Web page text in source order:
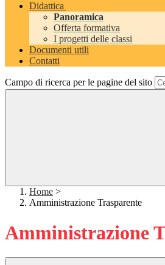
Didattica
Panoramica
Offerta formativa
I progetti delle classi
Documenti utili
Contatti
Campo di ricerca per le pagine del sito
Home >
Amministrazione Trasparente
Amministrazione